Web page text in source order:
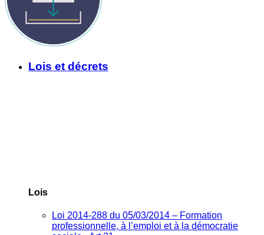
Lois et décrets
Lois
Loi 2014-288 du 05/03/2014 – Formation
professionnelle, à l’emploi et à la démocratie